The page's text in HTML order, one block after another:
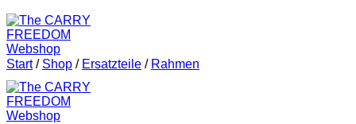
Start / Shop / Ersatzteile / Rahmen